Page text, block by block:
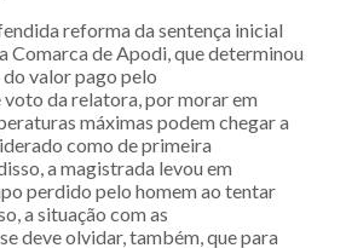
reforma da sentença inicial
Comarca de Apodi, que determinou
do valor pago pelo
da relatora, por morar em
máximas podem chegar a
como de primeira
a magistrada levou em
perdido pelo homem ao tentar
a situação com as
deve olvidar, também, que para